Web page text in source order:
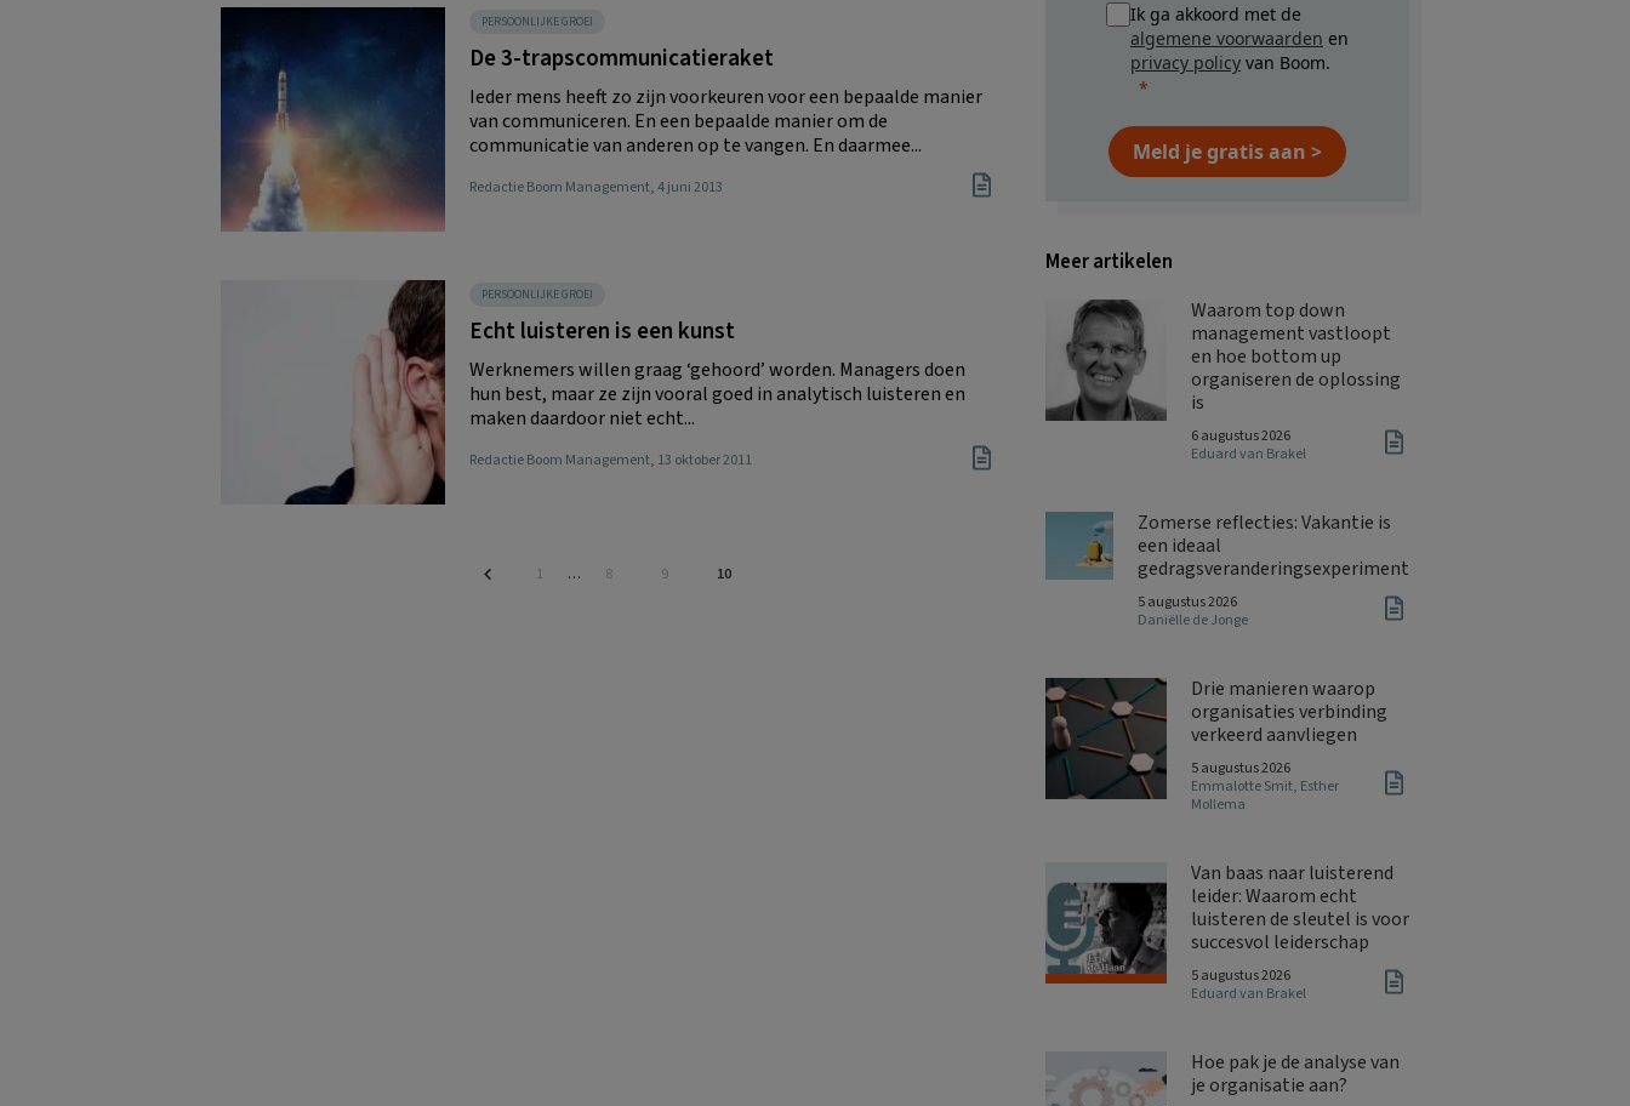
PERSOONLIJKE GROEI
De 3-trapscommunicatieraket
Ieder mens heeft zo zijn voorkeuren voor een bepaalde manier
van communiceren. En een bepaalde manier om de
communicatie van anderen op te vangen. En daarmee...
Redactie Boom Management, 4 juni 2013
PERSOONLIJKE GROEI
Echt luisteren is een kunst
Werknemers willen graag ‘gehoord’ worden. Managers doen
hun best, maar ze zijn vooral goed in analytisch luisteren en
maken daardoor niet echt...
Redactie Boom Management, 13 oktober 2011
Pagina
1
Interim
… Pagina
8 Pagina
9 Pagina
10
Ik ga akkoord met de
algemene voorwaarden en
privacy policy van Boom.
Meld je gratis aan >
Meer artikelen
Waarom top down
management vastloopt
en hoe bottom up
organiseren de oplossing
is
6 augustus 2026
Eduard van Brakel
Zomerse reflecties: Vakantie is
een ideaal
gedragsveranderingsexperiment
5 augustus 2026
Daniëlle de Jonge
Drie manieren waarop
organisaties verbinding
verkeerd aanvliegen
5 augustus 2026
Emmalotte Smit, Esther
Mollema
Van baas naar luisterend
leider: Waarom echt
luisteren de sleutel is voor
succesvol leiderschap
5 augustus 2026
Eduard van Brakel
Hoe pak je de analyse van
je organisatie aan?